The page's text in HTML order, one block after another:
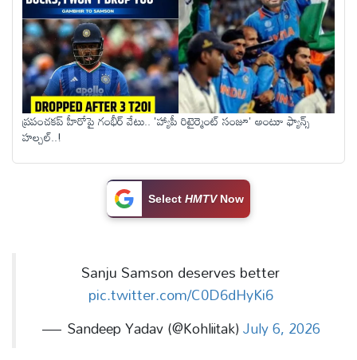
వ్యాపారం
లైఫ్
స్టైల్
టెక్నాలజీ
ప్రపంచకప్ హీరోపై గంభీర్ వేటు.. 'హ్యాపీ రిటైర్మెంట్ సంజూ' అంటూ ఫ్యాన్స్
హల్చల్..!
Select HMTVNow
Sanju Samson deserves better
pic.twitter.com/C0D6dHyKi6
— Sandeep Yadav (@Kohliitak)July 6, 2026